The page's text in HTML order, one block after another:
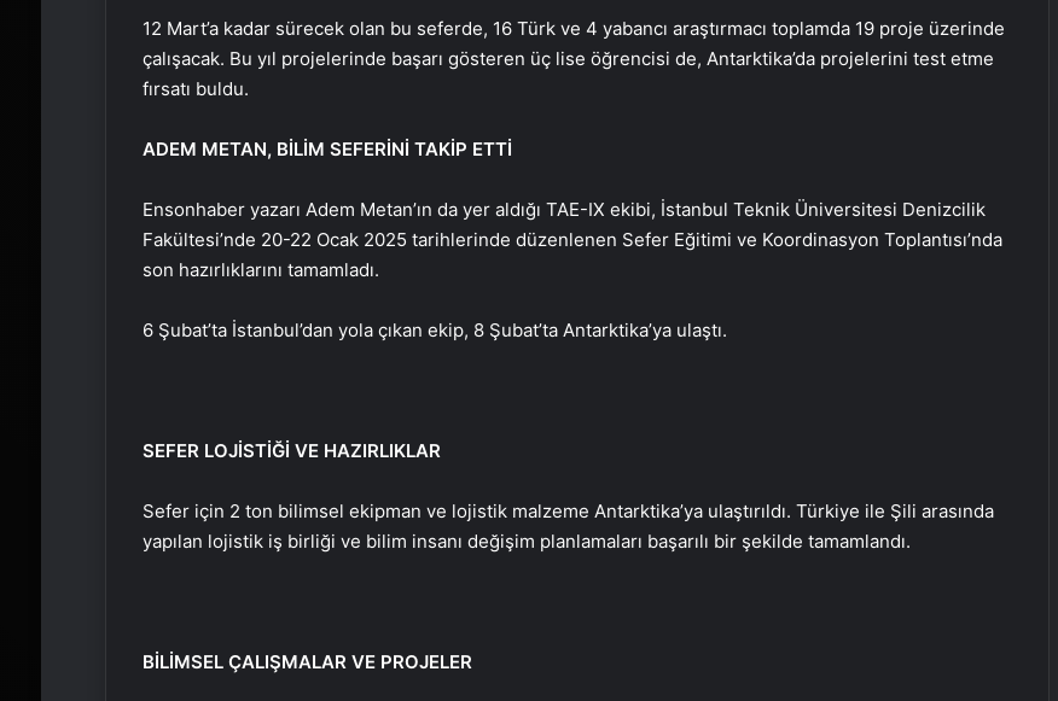
12 Mart’a kadar sürecek olan bu seferde, 16 Türk ve 4 yabancı araştırmacı toplamda 19 proje üzerinde
çalışacak. Bu yıl projelerinde başarı gösteren üç lise öğrencisi de, Antarktika’da projelerini test etme
fırsatı buldu.
ADEM METAN, BİLİM SEFERİNİ TAKİP ETTİ
Ensonhaber yazarı Adem Metan’ın da yer aldığı TAE-IX ekibi, İstanbul Teknik Üniversitesi Denizcilik
Fakültesi’nde 20-22 Ocak 2025 tarihlerinde düzenlenen Sefer Eğitimi ve Koordinasyon Toplantısı’nda
son hazırlıklarını tamamladı.
6 Şubat’ta İstanbul’dan yola çıkan ekip, 8 Şubat’ta Antarktika’ya ulaştı.
SEFER LOJİSTİĞİ VE HAZIRLIKLAR
Sefer için 2 ton bilimsel ekipman ve lojistik malzeme Antarktika’ya ulaştırıldı. Türkiye ile Şili arasında
yapılan lojistik iş birliği ve bilim insanı değişim planlamaları başarılı bir şekilde tamamlandı.
BİLİMSEL ÇALIŞMALAR VE PROJELER